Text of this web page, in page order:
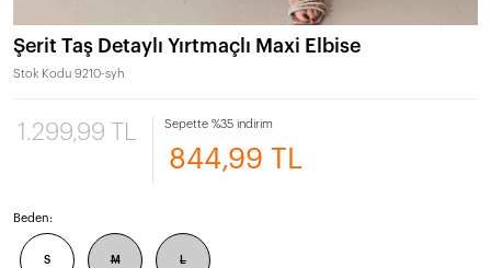
Şerit Taş Detaylı Yırtmaçlı Maxi Elbise
Stok Kodu 9210-syh
1.299,99 TL Sepette %35 indirim
844,99 TL
Beden:
S M L